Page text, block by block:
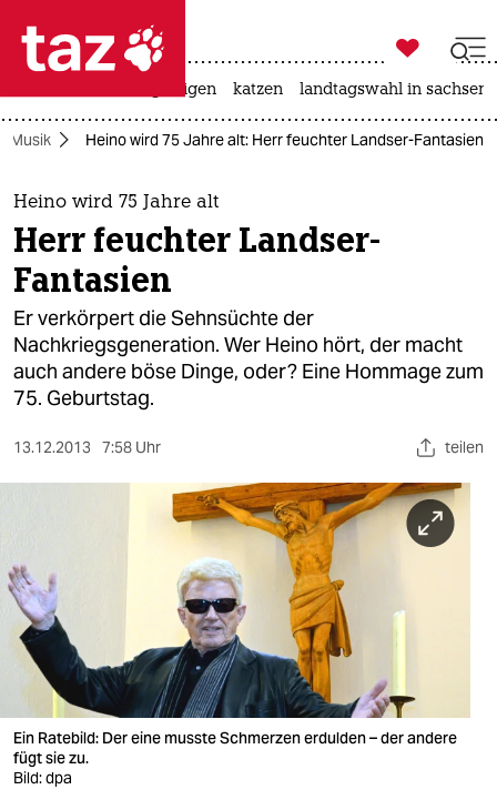
 taz zahl ich
taz zahl ich
themen
politik
öko
gesellschaft
kultur
sport
nord
wahrheit
verlag
verlag
veranstaltungen
shop

taz zahl ich
bergsteigen katzen landtagswahl in
Musik Heino wird 75 Jahre alt: Herr feuchter Landser-Fantasien
Heino wird 75 Jahre alt
Herr feuchter Landser-
Fantasien
Er verkörpert die Sehnsüchte der
Nachkriegsgeneration. Wer Heino hört, der macht
auch andere böse Dinge, oder? Eine Hommage zum
75. Geburtstag.
13.12.2013 7:58 Uhr teilen
Ein Ratebild: Der eine musste Schmerzen erdulden – der andere
fügt sie zu.
Bild: dpa